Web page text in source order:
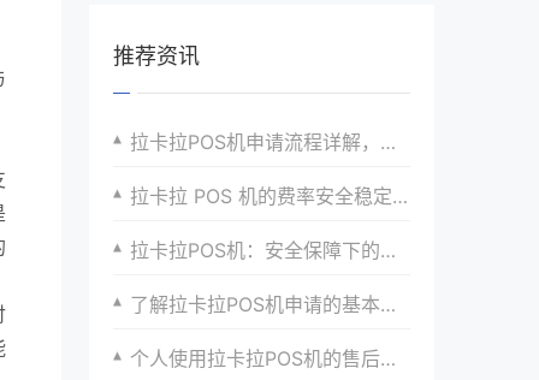
推荐资讯
拉卡拉POS机申请流程详解，助力商户快速接入支付系统
拉卡拉 POS 机的费率安全稳定性综合分析
拉卡拉POS机：安全保障下的快速办理之道
了解拉卡拉POS机申请的基本要求
个人使用拉卡拉POS机的售后服务体验